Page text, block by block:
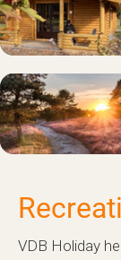
VDB Holiday